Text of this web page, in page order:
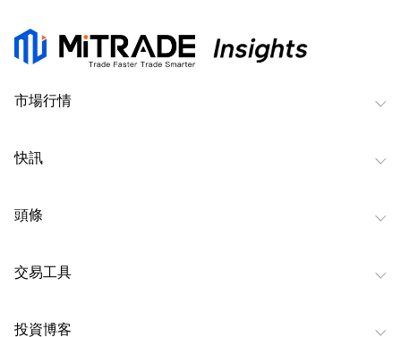
市場行情
快訊
頭條
交易工具
投資博客